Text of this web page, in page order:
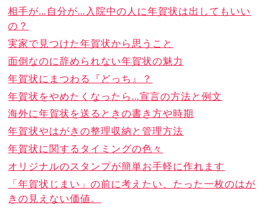
相手が…自分が…入院中の人に年賀状は出してもいい
の？
実家で見つけた年賀状から思うこと
面倒なのに辞められない年賀状の魅力
年賀状にまつわる『どっち』？
年賀状をやめたくなったら…宣言の方法と例文
海外に年賀状を送るときの書き方や時期
年賀状やはがきの整理収納と管理方法
年賀状に関するタイミングの色々
オリジナルのスタンプが簡単お手軽に作れます
「年賀状じまい」の前に考えたい、たった一枚のはが
きの見えない価値。